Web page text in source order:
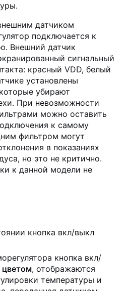
датчиком
подключается к
Внешний датчик
сигнальный
красный VDD, белый
установлены
убирают
При невозможности
можно оставить
к самому
фильтром могут
в показаниях
но это не критично.
к данной модели не
кнопка вкл/выкл
кнопка вкл/
, отображаются
температуры и